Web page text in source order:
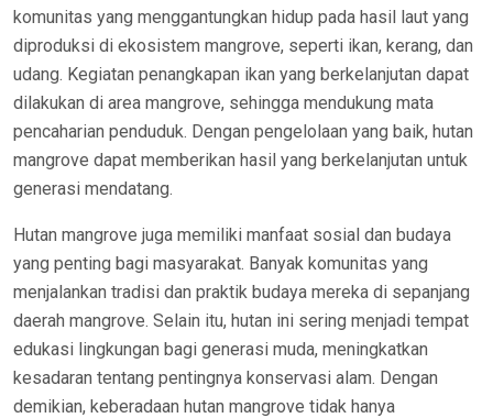
komunitas yang menggantungkan hidup pada hasil laut yang
diproduksi di ekosistem mangrove, seperti ikan, kerang, dan
udang. Kegiatan penangkapan ikan yang berkelanjutan dapat
dilakukan di area mangrove, sehingga mendukung mata
pencaharian penduduk. Dengan pengelolaan yang baik, hutan
mangrove dapat memberikan hasil yang berkelanjutan untuk
generasi mendatang.
Hutan mangrove juga memiliki manfaat sosial dan budaya
yang penting bagi masyarakat. Banyak komunitas yang
menjalankan tradisi dan praktik budaya mereka di sepanjang
daerah mangrove. Selain itu, hutan ini sering menjadi tempat
edukasi lingkungan bagi generasi muda, meningkatkan
kesadaran tentang pentingnya konservasi alam. Dengan
demikian, keberadaan hutan mangrove tidak hanya